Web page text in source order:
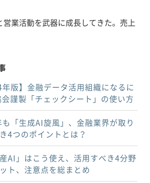
業活動を武器に成長してきた。売上
年版】金融データ活用組織になるに
謹製「チェックシート」の使い方
「生成AI旋風」、金融業界が取り
4つのポイントとは？
産AI」はこう使え、活用すべき4分野
ト、注意点を総まとめ